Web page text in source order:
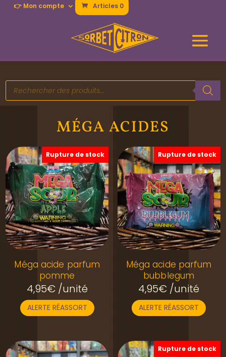
👉 Mon compte Articles 0
Recherche
de
produits
MÉGA ACIDES
Rupture de stock
Méga acide parfum
pomme
4,95€ /unité
ALERTE RÉASSORT
Rupture de stock
Méga acide parfum
bubblegum
4,95€ /unité
ALERTE RÉASSORT
Rupture de stock